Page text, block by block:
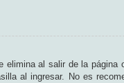
al salir de la
al ingresar. No es